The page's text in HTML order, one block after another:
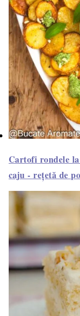
Cartofi rondele
caju - rețetă de